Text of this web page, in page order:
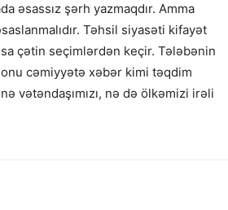
əsassız şərh yazmaqdır. Amma
Təhsil siyasəti kifayət
çətin seçimlərdən keçir. Tələbənin
cəmiyyətə xəbər kimi təqdim
vətəndaşımızı, nə də ölkəmizi irəli